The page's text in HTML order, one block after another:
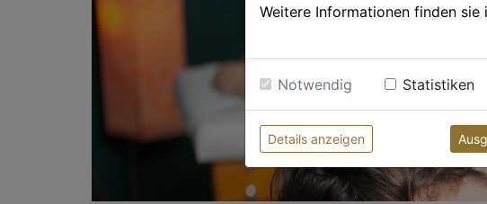
Weitere Informationen finden sie
Notwendig Statistiken
Details anzeigen